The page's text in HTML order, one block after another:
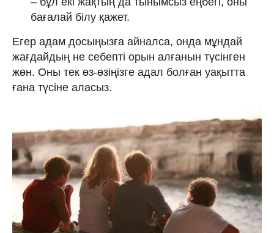
бағалай білу қажет.
Егер адам досыңызға айналса, онда мұндай
жағдайдың не себепті орын алғанын түсінген
жөн. Оны тек өз-өзіңізге адал болған уақытта
ғана түсіне аласыз.